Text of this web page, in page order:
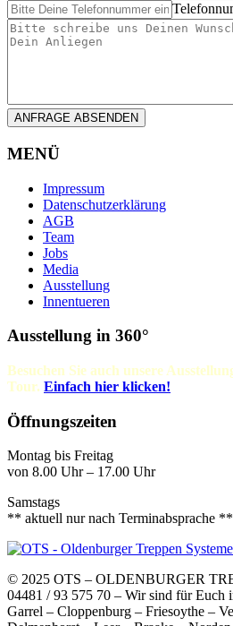
ANFRAGE ABSENDEN
MENÜ
Impressum
Datenschutzerklärung
AGB
Team
Jobs
Media
Ausstellung
Innentueren
Ausstellung in 360°
Besuchen Sie auch unsere
Tour. Einfach hier klicken!
Öffnungszeiten
Montag bis Freitag
von 8.00 Uhr – 17.00 Uhr
Samstags
** aktuell nur nach Terminabsprache **
© 2025 OTS – OLDENBURGER
04481 / 93 575 70 – Wir sind für Euch
Garrel – Cloppenburg – Friesoythe –